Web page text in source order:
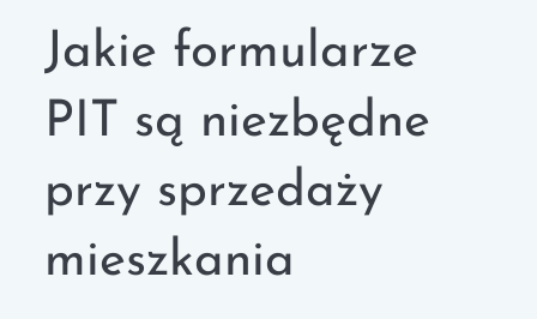
Jakie formularze
PIT są niezbędne
przy sprzedaży
mieszkania